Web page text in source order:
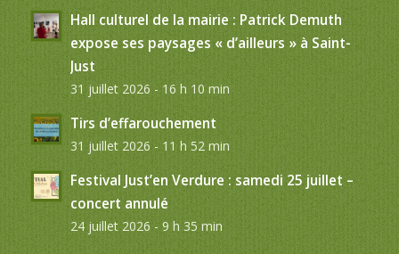
Hall culturel de la mairie : Patrick Demuth
expose ses paysages « d’ailleurs » à Saint-
Just
31 juillet 2026 - 16 h 10 min
Tirs d’effarouchement
31 juillet 2026 - 11 h 52 min
Festival Just’en Verdure : samedi 25 juillet –
concert annulé
24 juillet 2026 - 9 h 35 min